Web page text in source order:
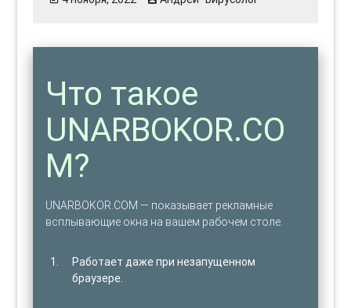
Что такое
UNARBOKOR.CO
M?
UNARBOKOR.COM — показывает рекламные
всплывающие окна на вашем рабочем столе.
Работает даже при незапущенном
браузере.